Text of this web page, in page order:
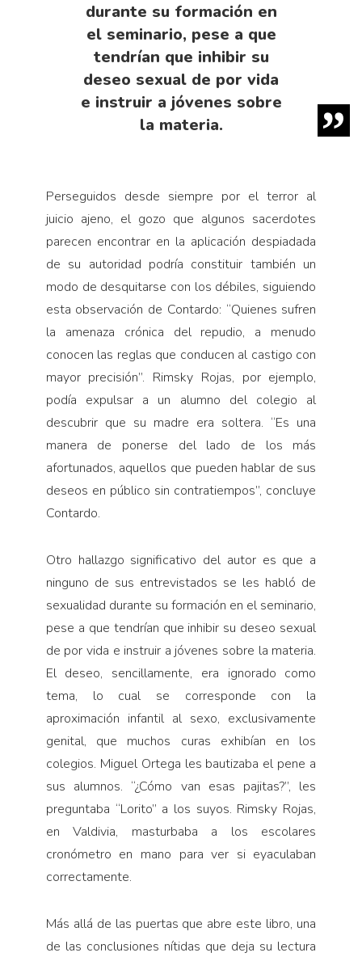
durante su formación en
el seminario, pese a que
tendrían que inhibir su
deseo sexual de por vida
e instruir a jóvenes sobre
la materia.
Perseguidos desde siempre por el terror al
juicio ajeno, el gozo que algunos sacerdotes
parecen encontrar en la aplicación despiadada
de su autoridad podría constituir también un
modo de desquitarse con los débiles, siguiendo
esta observación de Contardo: “Quienes sufren
la amenaza crónica del repudio, a menudo
conocen las reglas que conducen al castigo con
mayor precisión”. Rimsky Rojas, por ejemplo,
podía expulsar a un alumno del colegio al
descubrir que su madre era soltera. “Es una
manera de ponerse del lado de los más
afortunados, aquellos que pueden hablar de sus
deseos en público sin contratiempos”, concluye
Contardo.
Otro hallazgo significativo del autor es que a
ninguno de sus entrevistados se les habló de
sexualidad durante su formación en el seminario,
pese a que tendrían que inhibir su deseo sexual
de por vida e instruir a jóvenes sobre la materia.
El deseo, sencillamente, era ignorado como
tema, lo cual se corresponde con la
aproximación infantil al sexo, exclusivamente
genital, que muchos curas exhibían en los
colegios. Miguel Ortega les bautizaba el pene a
sus alumnos. “¿Cómo van esas pajitas?”, les
preguntaba “Lorito” a los suyos. Rimsky Rojas,
en Valdivia, masturbaba a los escolares
cronómetro en mano para ver si eyaculaban
correctamente.
Más allá de las puertas que abre este libro, una
de las conclusiones nítidas que deja su lectura